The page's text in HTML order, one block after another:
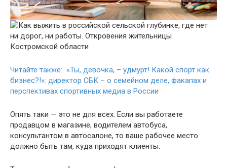
Читайте также: «Ты, девочка, – удмурт! Какой спорт как
бизнес?!»: директор СБК – о семейном деле, факапах и
перспективах спортивных медиа в России
Опять таки — это не для всех. Если вы работаете
продавцом в магазине, водителем автобуса,
консультантом в автосалоне, то ваше рабочее место
должно быть там, куда приходят клиенты.